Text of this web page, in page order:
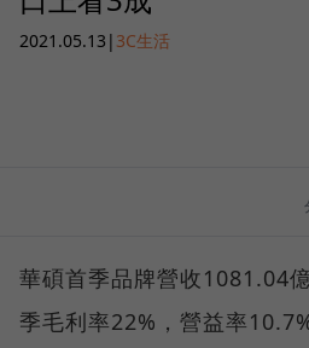
2021.05.13 | 3C生活
華碩首季品牌營收1081.04
季毛利率22%，營益率